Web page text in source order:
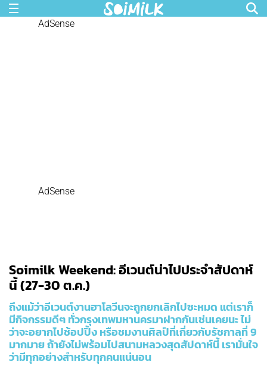
AdSense
AdSense
Soimilk Weekend: อีเวนต์น่าไปประจำสัปดาห์
นี้ (27-30 ต.ค.)
ถึงแม้ว่าอีเวนต์งานฮาโลวีนจะถูกยกเลิกไปซะหมด แต่เราก็
มีกิจกรรมดีๆ ทั่วกรุงเทพมหานครมาฝากกันเช่นเคยนะ ไม่
ว่าจะอยากไปช้อปปิ้ง หรือชมงานศิลป์ที่เกี่ยวกับรัชกาลที่ 9
มากมาย ถ้ายังไม่พร้อมไปสนามหลวงสุดสัปดาห์นี้ เรามั่นใจ
ว่ามีทุกอย่างสำหรับทุกคนแน่นอน